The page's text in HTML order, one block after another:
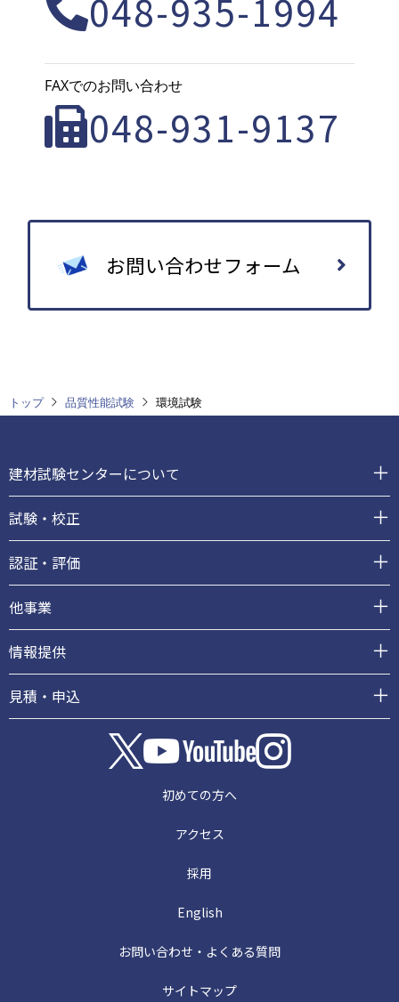
048-935-1994
FAXでのお問い合わせ
048-931-9137
お問い合わせフォーム
トップ 品質性能試験 環境試験
ッ
タ
ー
建材試験センターについて
試験・校正
認証・評価
他事業
情報提供
見積・申込
初めての方へ
アクセス
採用
English
お問い合わせ・よくある質問
サイトマップ